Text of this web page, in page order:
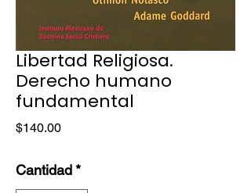
Libertad Religiosa.
Derecho humano
fundamental
$140.00Precio
Cantidad*